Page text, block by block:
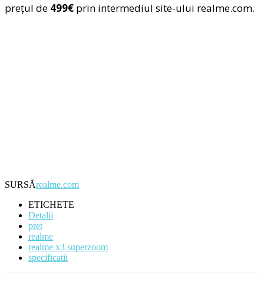
prețul de 499€ prin intermediul site-ului realme.com.
SURSĂrealme.com
ETICHETE
Detalii
pret
realme
realme x3 superzoom
specificatii